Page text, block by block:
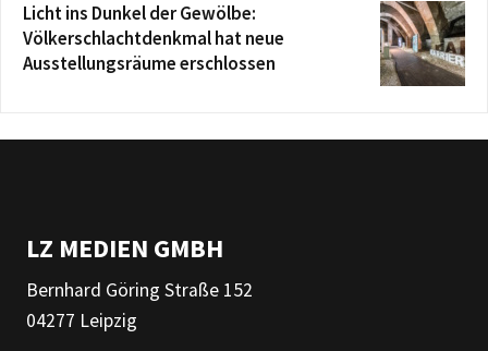
Licht ins Dunkel der Gewölbe:
Völkerschlachtdenkmal hat neue
Ausstellungsräume erschlossen
LZ MEDIEN GMBH
Bernhard Göring Straße 152
04277 Leipzig